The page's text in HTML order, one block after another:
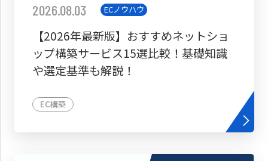
2026.08.03 ECノウハウ
【2026年最新版】おすすめネットショ
ップ構築サービス15選比較！基礎知識
や選定基準も解説！
EC構築